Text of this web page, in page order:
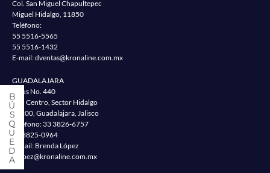
Col. San Miguel Chapultepec
Miguel Hidalgo, 11850
Teléfono:
55 5516-5565
55 5516-1432
E-mail:dventas@kronaline.com.mx
GUADALAJARA
Jesus No. 440
Col. Centro, Sector Hidalgo
44200, Guadalajara, Jalisco
Teléfono: 33 3826-6757
33 3825-0964
E-mail: Brenda López
blopez@kronaline.com.mx